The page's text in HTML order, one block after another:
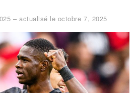
– actualisé le octobre 7, 2025